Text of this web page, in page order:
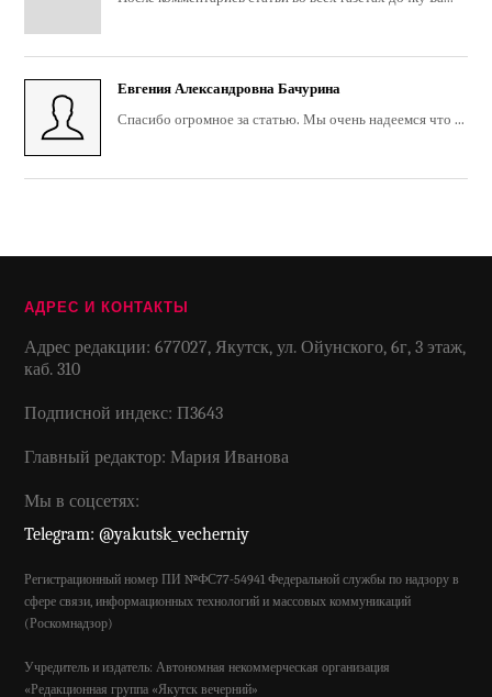
Евгения Александровна Бачурина
Спасибо огромное за статью. Мы очень надеемся что ...
АДРЕС И КОНТАКТЫ
Адрес редакции: 677027, Якутск, ул. Ойунского, 6г, 3 этаж,
каб. 310
Подписной индекс: П3643
Главный редактор: Мария Иванова
Мы в соцсетях:
Telegram: @yakutsk_vecherniy
Регистрационный номер ПИ №ФС77-54941 Федеральной службы по надзору в
сфере связи, информационных технологий и массовых коммуникаций
(Роскомнадзор)
Учредитель и издатель: Автономная некоммерческая организация
«Редакционная группа «Якутск вечерний»